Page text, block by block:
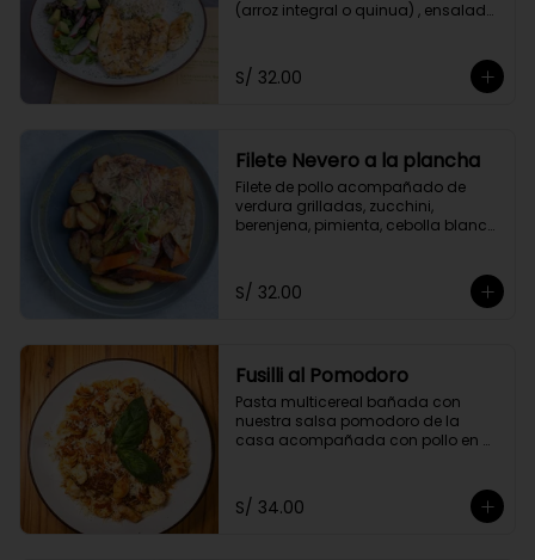
(arroz integral o quinua) , ensalada
S/ 32.00
Filete Nevero a la plancha
Filete de pollo acompañado de
verdura grilladas, zucchini,
berenjena, pimienta, cebolla blanca
S/ 32.00
Fusilli al Pomodoro
Pasta multicereal bañada con
nuestra salsa pomodoro de la
casa acompañada con pollo en
S/ 34.00